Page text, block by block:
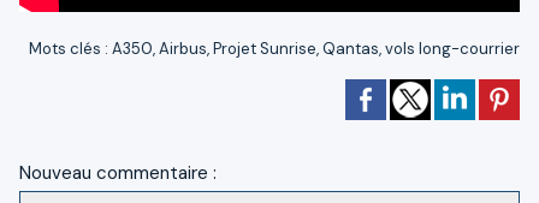
Mots clés : A350,Airbus,Projet Sunrise,Qantas,vols long-courrier
Nouveau commentaire :